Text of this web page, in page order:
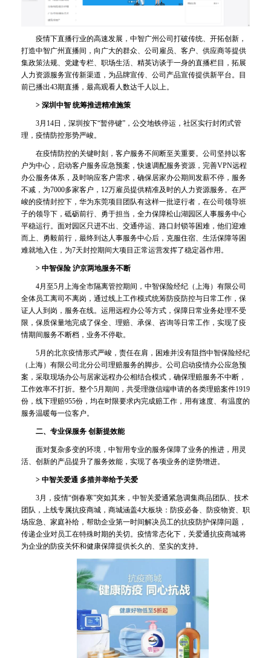
疫情下直播行业的高速发展，中智广州公司打破传统、开拓创新，
打造中智广州直播间，向广大的群众、公司雇员、客户、供应商等提供
集政策法规、党建专栏、职场生活、精英访谈于一身的直播栏目，拓展
人力资源服务宣传新渠道，为品牌宣传、公司产品宣传提供新平台。目
前已播出43期直播，最高观看人数达千人以上。
> 深圳中智 统筹推进精准施策
3月14日，深圳按下“暂停键”，公交地铁停运，社区实行封闭式管
理，疫情防控形势严峻。
在疫情防控的关键时刻，客户服务不间断至关重要。公司坚持以客
户为中心，启动客户服务应急预案，快速调配服务资源，完善VPN远程
办公服务体系，及时响应客户需求，确保居家办公期间发薪不停，服务
不减，为7000多家客户，12万雇员提供精准及时的人力资源服务。在严
峻的疫情封控下，华为东莞项目团队有这样一批逆行者，在公司领导班
子的领导下，砥砺前行、勇于担当，全力保障松山湖园区人事服务中心
平稳运行。面对园区只进不出、交通停运、路口封锁等困难，他们迎难
而上、勇毅前行，最终到达人事服务中心后，克服住宿、生活保障等困
难就地入住，为7天封控期间大项目正常运营发挥了稳定器作用。
> 中智保险 沪京两地服务不断
4月至5月上海全市隔离管控期间，中智保险经纪（上海）有限公司
全体员工离司不离岗，通过线上工作模式统筹防疫防控与日常工作，保
证人人到岗，服务在线。运用远程办公等方式，保障日常业务处理不受
限，保质保量地完成了保全、理赔、承保、咨询等日常工作，实现了疫
情期间服务不断档，业务不停歇。
5月的北京疫情形式严峻，责任在肩，困难并没有阻挡中智保险经纪
（上海）有限公司北分公司理赔服务的脚步。公司启动疫情办公应急预
案，采取现场办公与居家远程办公相结合模式，确保理赔服务不中断，
工作效率不打折。整个5月期间，共受理微信端申请的各类理赔案件1919
份，线下理赔955份，均在时限要求内完成赔工作，用有速度、有温度的
服务温暖每一位客户。
二、专业保服务 创新提效能
面对复杂多变的环境，中智用专业的服务保障了业务的推进，用灵
活、创新的产品提升了服务效能，实现了各项业务的逆势增进。
> 中智关爱通 多措并举给予关爱
3月，疫情“倒春寒”突如其来，中智关爱通紧急调集商品团队、技术
团队，上线专属抗疫商城，商城涵盖4大板块：防疫必备、防疫物资、职
场应急、家庭补给，帮助企业第一时间解决员工的抗疫防护保障问题，
传递企业对员工在特殊时期的关切。疫情常态化下，关爱通抗疫商城将
为企业的防疫关怀和健康保障提供长久的、坚实的支持。